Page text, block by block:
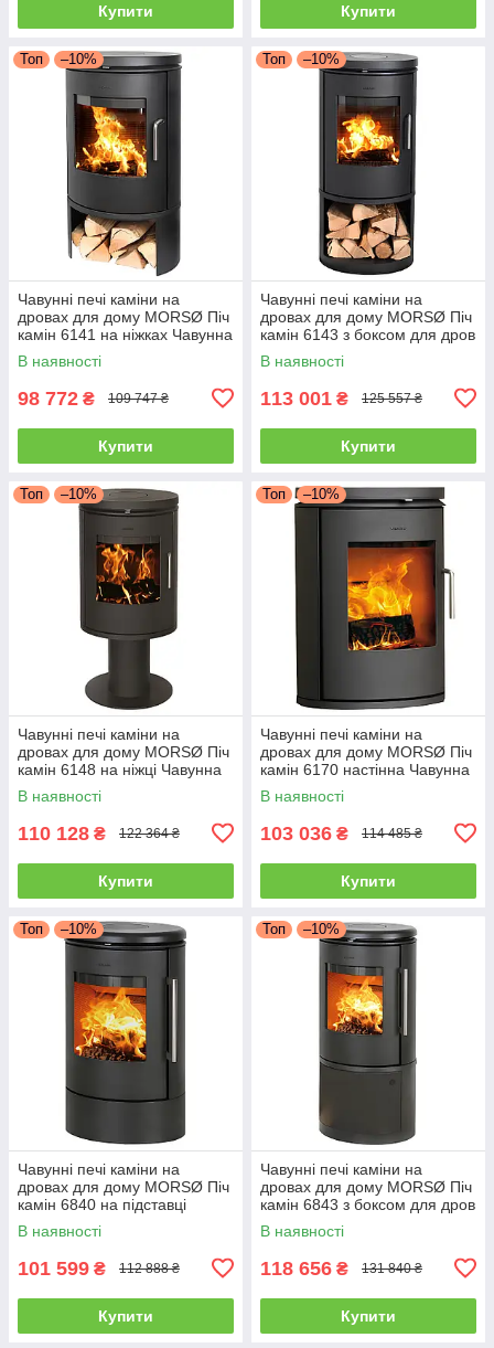
Купити Купити
Топ –10%
Чавунні печі каміни на
дровах для дому MORSØ Піч
камін 6141 на ніжках Чавунна
піч тривалого горіння 5.8кВт
В наявності
98 772 ₴ 109 747 ₴
Купити
Топ –10%
Чавунні печі каміни на
дровах для дому MORSØ Піч
камін 6143 з боксом для дров
Чавунна піч тривалого
горіння 5.8кВт
В наявності
113 001 ₴ 125 557 ₴
Купити
Топ –10%
Чавунні печі каміни на
дровах для дому MORSØ Піч
камін 6148 на ніжці Чавунна
піч тривалого горіння 5.8кВт
В наявності
110 128 ₴ 122 364 ₴
Купити
Топ –10%
Чавунні печі каміни на
дровах для дому MORSØ Піч
камін 6170 настінна Чавунна
піч тривалого горіння 5.8кВт
В наявності
103 036 ₴ 114 485 ₴
Купити
Топ –10%
Чавунні печі каміни на
дровах для дому MORSØ Піч
камін 6840 на підставці
Чавунна піч тривалого
горіння 5.8кВт
В наявності
101 599 ₴ 112 888 ₴
Купити
Топ –10%
Чавунні печі каміни на
дровах для дому MORSØ Піч
камін 6843 з боксом для дров
Чавунна піч тривалого
горіння 5.8кВт
В наявності
118 656 ₴ 131 840 ₴
Купити